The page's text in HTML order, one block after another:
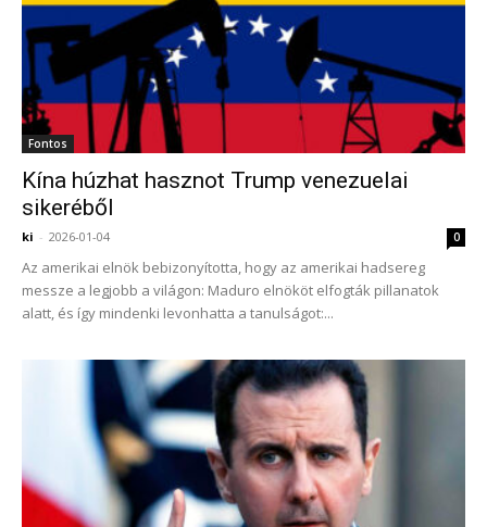
Fontos
Kína húzhat hasznot Trump venezuelai
sikeréből
ki - 2026-01-04 0
Az amerikai elnök bebizonyította, hogy az amerikai hadsereg
messze a legjobb a világon: Maduro elnököt elfogták pillanatok
alatt, és így mindenki levonhatta a tanulságot:...